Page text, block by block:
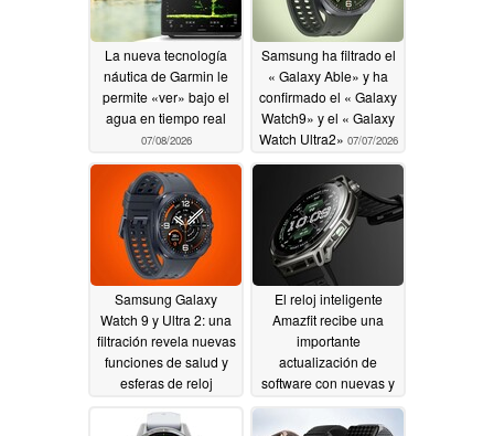
La nueva tecnología
náutica de Garmin le
permite «ver» bajo el
agua en tiempo real
07/08/2026
Samsung ha filtrado el
« Galaxy Able» y ha
confirmado el « Galaxy
Watch9» y el « Galaxy
Watch Ultra2» 07/07/2026
Samsung Galaxy
Watch 9 y Ultra 2: una
filtración revela nuevas
funciones de salud y
esferas de reloj
El reloj inteligente
Amazfit recibe una
importante
actualización de
software con nuevas y
07/04/2026